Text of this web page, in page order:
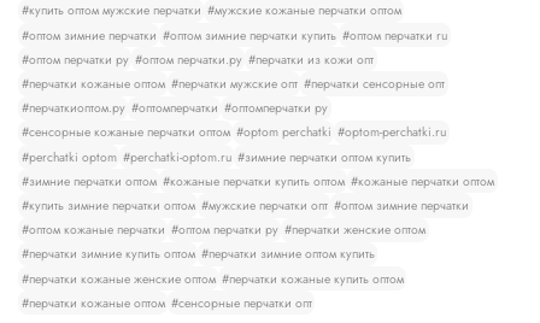
#купить оптом мужские перчатки #мужские кожаные перчатки оптом
#оптом зимние перчатки #оптом зимние перчатки купить #оптом перчатки ru
#оптом перчатки ру #оптом перчатки.ру #перчатки из кожи опт
#перчатки кожаные оптом #перчатки мужские опт #перчатки сенсорные опт
#перчаткиоптом.ру #оптомперчатки #оптомперчатки ру
#сенсорные кожаные перчатки оптом #optom perchatki #optom-perchatki.ru
#perchatki optom #perchatki-optom.ru #зимние перчатки оптом купить
#зимние перчатки оптом #кожаные перчатки купить оптом #кожаные перчатки оптом
#купить зимние перчатки оптом #мужские перчатки опт #оптом зимние перчатки
#оптом кожаные перчатки #оптом перчатки ру #перчатки женские оптом
#перчатки зимние купить оптом #перчатки зимние оптом купить
#перчатки кожаные женские оптом #перчатки кожаные купить оптом
#перчатки кожаные оптом #сенсорные перчатки опт